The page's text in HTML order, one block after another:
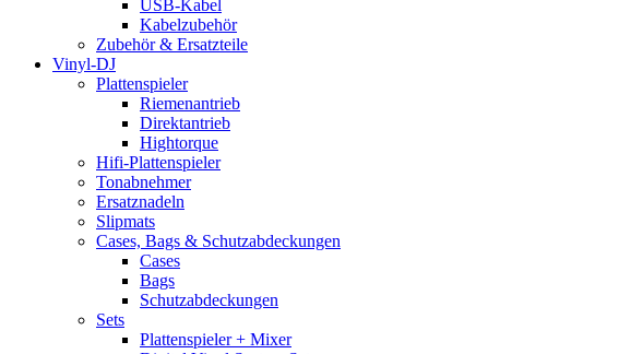
USB-Kabel
Kabelzubehör
Zubehör & Ersatzteile
Vinyl-DJ
Plattenspieler
Riemenantrieb
Direktantrieb
Hightorque
Hifi-Plattenspieler
Tonabnehmer
Ersatznadeln
Slipmats
Cases, Bags & Schutzabdeckungen
Cases
Bags
Schutzabdeckungen
Sets
Plattenspieler + Mixer